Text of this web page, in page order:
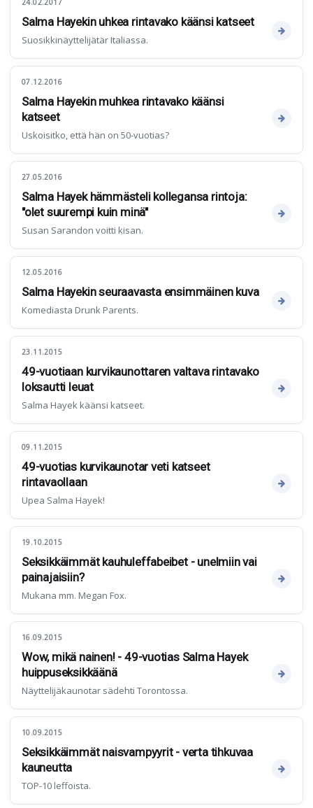
24.02.2017
Salma Hayekin uhkea rintavako käänsi katseet
Suosikkinäyttelijätär Italiassa.
07.12.2016
Salma Hayekin muhkea rintavako käänsi
katseet
Uskoisitko, että hän on 50-vuotias?
27.05.2016
Salma Hayek hämmästeli kollegansa rintoja:
"olet suurempi kuin minä"
Susan Sarandon voitti kisan.
12.05.2016
Salma Hayekin seuraavasta ensimmäinen kuva
Komediasta Drunk Parents.
23.11.2015
49-vuotiaan kurvikaunottaren valtava rintavako
loksautti leuat
Salma Hayek käänsi katseet.
09.11.2015
49-vuotias kurvikaunotar veti katseet
rintavaollaan
Upea Salma Hayek!
19.10.2015
Seksikkäimmät kauhuleffabeibet - unelmiin vai
painajaisiin?
Mukana mm. Megan Fox.
16.09.2015
Wow, mikä nainen! - 49-vuotias Salma Hayek
huippuseksikkäänä
Näyttelijäkaunotar sädehti Torontossa.
10.09.2015
Seksikkäimmät naisvampyyrit - verta tihkuvaa
kauneutta
TOP-10 leffoista.